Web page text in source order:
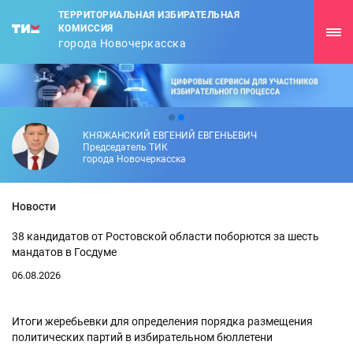
ТЕРРИТОРИАЛЬНАЯ ИЗБИРАТЕЛЬНАЯ
КОМИССИЯ
города Новочеркасска
КНЯЖАНСКИЙ ЕВГЕНИЙ ЕВГЕНЬЕВИЧ
Председатель ТИК
города Новочеркасска
Новости
38 кандидатов от Ростовской области поборются за шесть
мандатов в Госдуме
06.08.2026
Итоги жеребьевки для определения порядка размещения
политических партий в избирательном бюллетени